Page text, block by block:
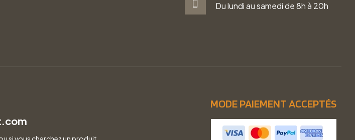
Du lundi au samedi de 8h à 20h
MODE PAIEMENT ACCEPTÉS